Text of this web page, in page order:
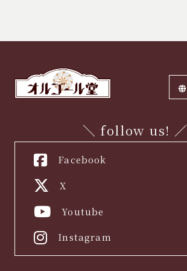
＼ follow us! ／
Facebook
X
Youtube
Instagram